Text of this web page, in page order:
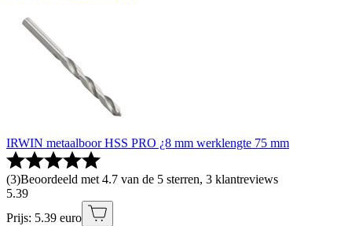
IRWIN metaalboor HSS PRO ¿8 mm werklengte 75 mm
(3)Beoordeeld met 4.7 van de 5 sterren, 3 klantreviews
5.39
Prijs: 5.39 euro